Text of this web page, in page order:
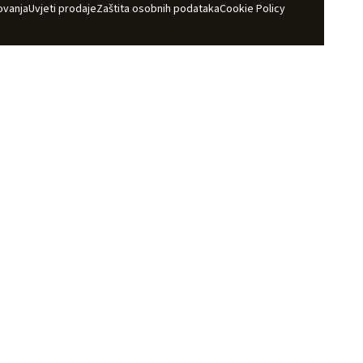
Uvjeti prodajeZaštita osobnih podatakaCookie Policy